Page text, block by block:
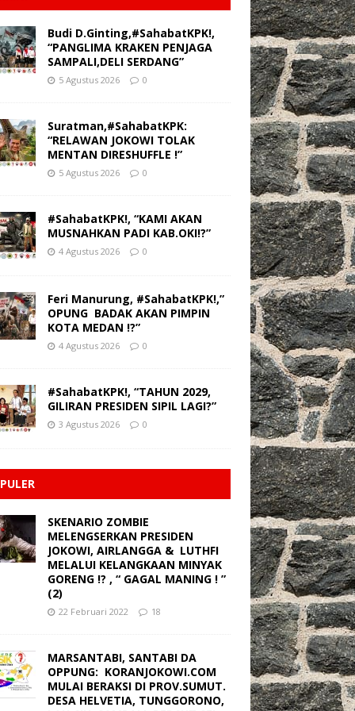
Budi D.Ginting,#SahabatKPK!,
“PANGLIMA KRAKEN PENJAGA
SAMPALI,DELI SERDANG”
5 Agustus 2026 0
Suratman,#SahabatKPK:
“RELAWAN JOKOWI TOLAK
MENTAN DIRESHUFFLE !”
5 Agustus 2026 0
#SahabatKPK!, “KAMI AKAN
MUSNAHKAN PADI KAB.OKI!?”
4 Agustus 2026 0
Feri Manurung, #SahabatKPK!,”
OPUNG BADAK AKAN PIMPIN
KOTA MEDAN !?”
4 Agustus 2026 0
#SahabatKPK!, “TAHUN 2029,
GILIRAN PRESIDEN SIPIL LAGI?”
3 Agustus 2026 0
SKENARIO ZOMBIE
MELENGSERKAN PRESIDEN
JOKOWI, AIRLANGGA & LUTHFI
MELALUI KELANGKAAN MINYAK
GORENG !? , “ GAGAL MANING ! ”
(2)
22 Februari 2022 18
MARSANTABI, SANTABI DA
OPPUNG: KORANJOKOWI.COM
MULAI BERAKSI DI PROV.SUMUT.
DESA HELVETIA, TUNGGORONO,